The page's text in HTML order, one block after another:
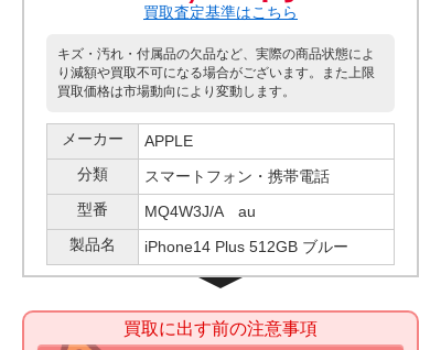
買取査定基準はこちら
キズ・汚れ・付属品の欠品など、実際の商品状態によ
り減額や買取不可になる場合がございます。また上限
買取価格は市場動向により変動します。
メーカー
APPLE
分類
スマートフォン・携帯電話
型番
MQ4W3J/A au
製品名
iPhone14 Plus 512GB ブルー
買取に出す前の注意事項